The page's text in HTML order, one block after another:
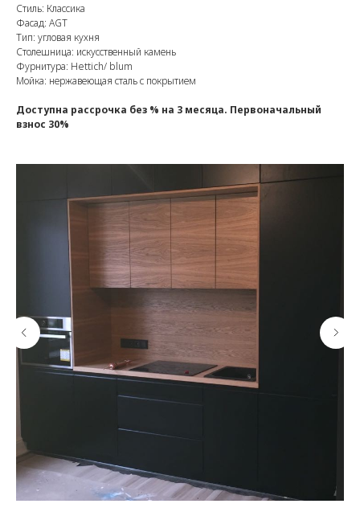
Стиль: Классика
Фасад: AGT
Тип: угловая кухня
Столешница: искусственный камень
Фурнитура: Hettich/ blum
Мойка: нержавеющая сталь с покрытием
Доступна рассрочка без % на 3 месяца. Первоначальный
взнос 30%